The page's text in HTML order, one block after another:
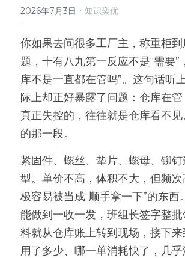
商超快递配送解决方案
Lean Manufacturing（精益生
服务模式
联系我们
2026年7月3日 · 知识奕优
你如果去问很多工厂主，称重柜
题，十有八九第一反应不是“需要”
库不是一直都在管吗”。这句话听
际上却正好暴露了问题：仓库在管
真正失控的，往往就是仓库看不
的那一段。
紧固件、螺丝、垫片、螺母、铆
型。单价不高，体积不大，但频次
极容易被当成“顺手拿一下”的东西
能做到一收一发，班组长签字整
料就从仓库账上转到现场，接下来
用了多少、哪一单消耗快了，几乎